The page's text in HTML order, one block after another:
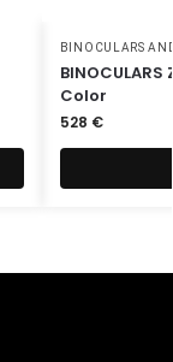
BINOCULARS
BINOCULARS
Color
528 €